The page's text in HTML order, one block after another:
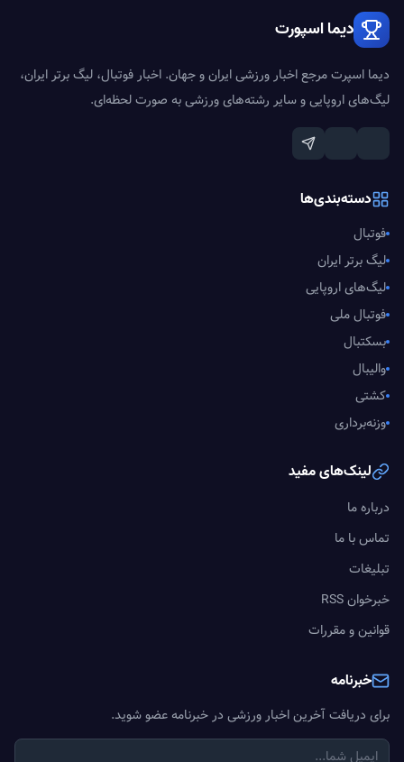
دیما اسپورت
دیما اسپرت مرجع اخبار ورزشی ایران و جهان. اخبار فوتبال، لیگ برتر ایران،
لیگ‌های اروپایی و سایر رشته‌های ورزشی به صورت لحظه‌ای.
دسته‌بندی‌ها
فوتبال
لیگ برتر ایران
لیگ‌های اروپایی
فوتبال ملی
بسکتبال
والیبال
کشتی
وزنه‌برداری
لینک‌های مفید
درباره ما
تماس با ما
تبلیغات
خبرخوان RSS
قوانین و مقررات
خبرنامه
برای دریافت آخرین اخبار ورزشی در خبرنامه عضو شوید.